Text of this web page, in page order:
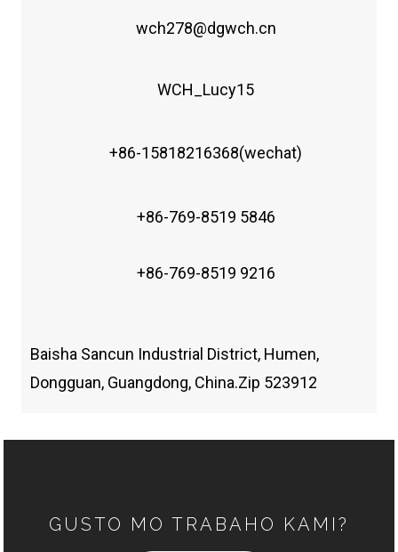
wch278@dgwch.cn
WCH_Lucy15
+86-15818216368(wechat)
+86-769-8519 5846
+86-769-8519 9216
Baisha Sancun Industrial District, Humen,
Dongguan, Guangdong, China.Zip 523912
GUSTO MO TRABAHO KAMI?